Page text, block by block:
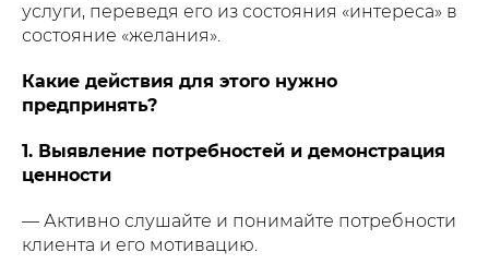
услуги, переведя его из состояния «интереса» в
состояние «желания».
Какие действия для этого нужно
предпринять?
1. Выявление потребностей и демонстрация
ценности
— Активно слушайте и понимайте потребности
клиента и его мотивацию.